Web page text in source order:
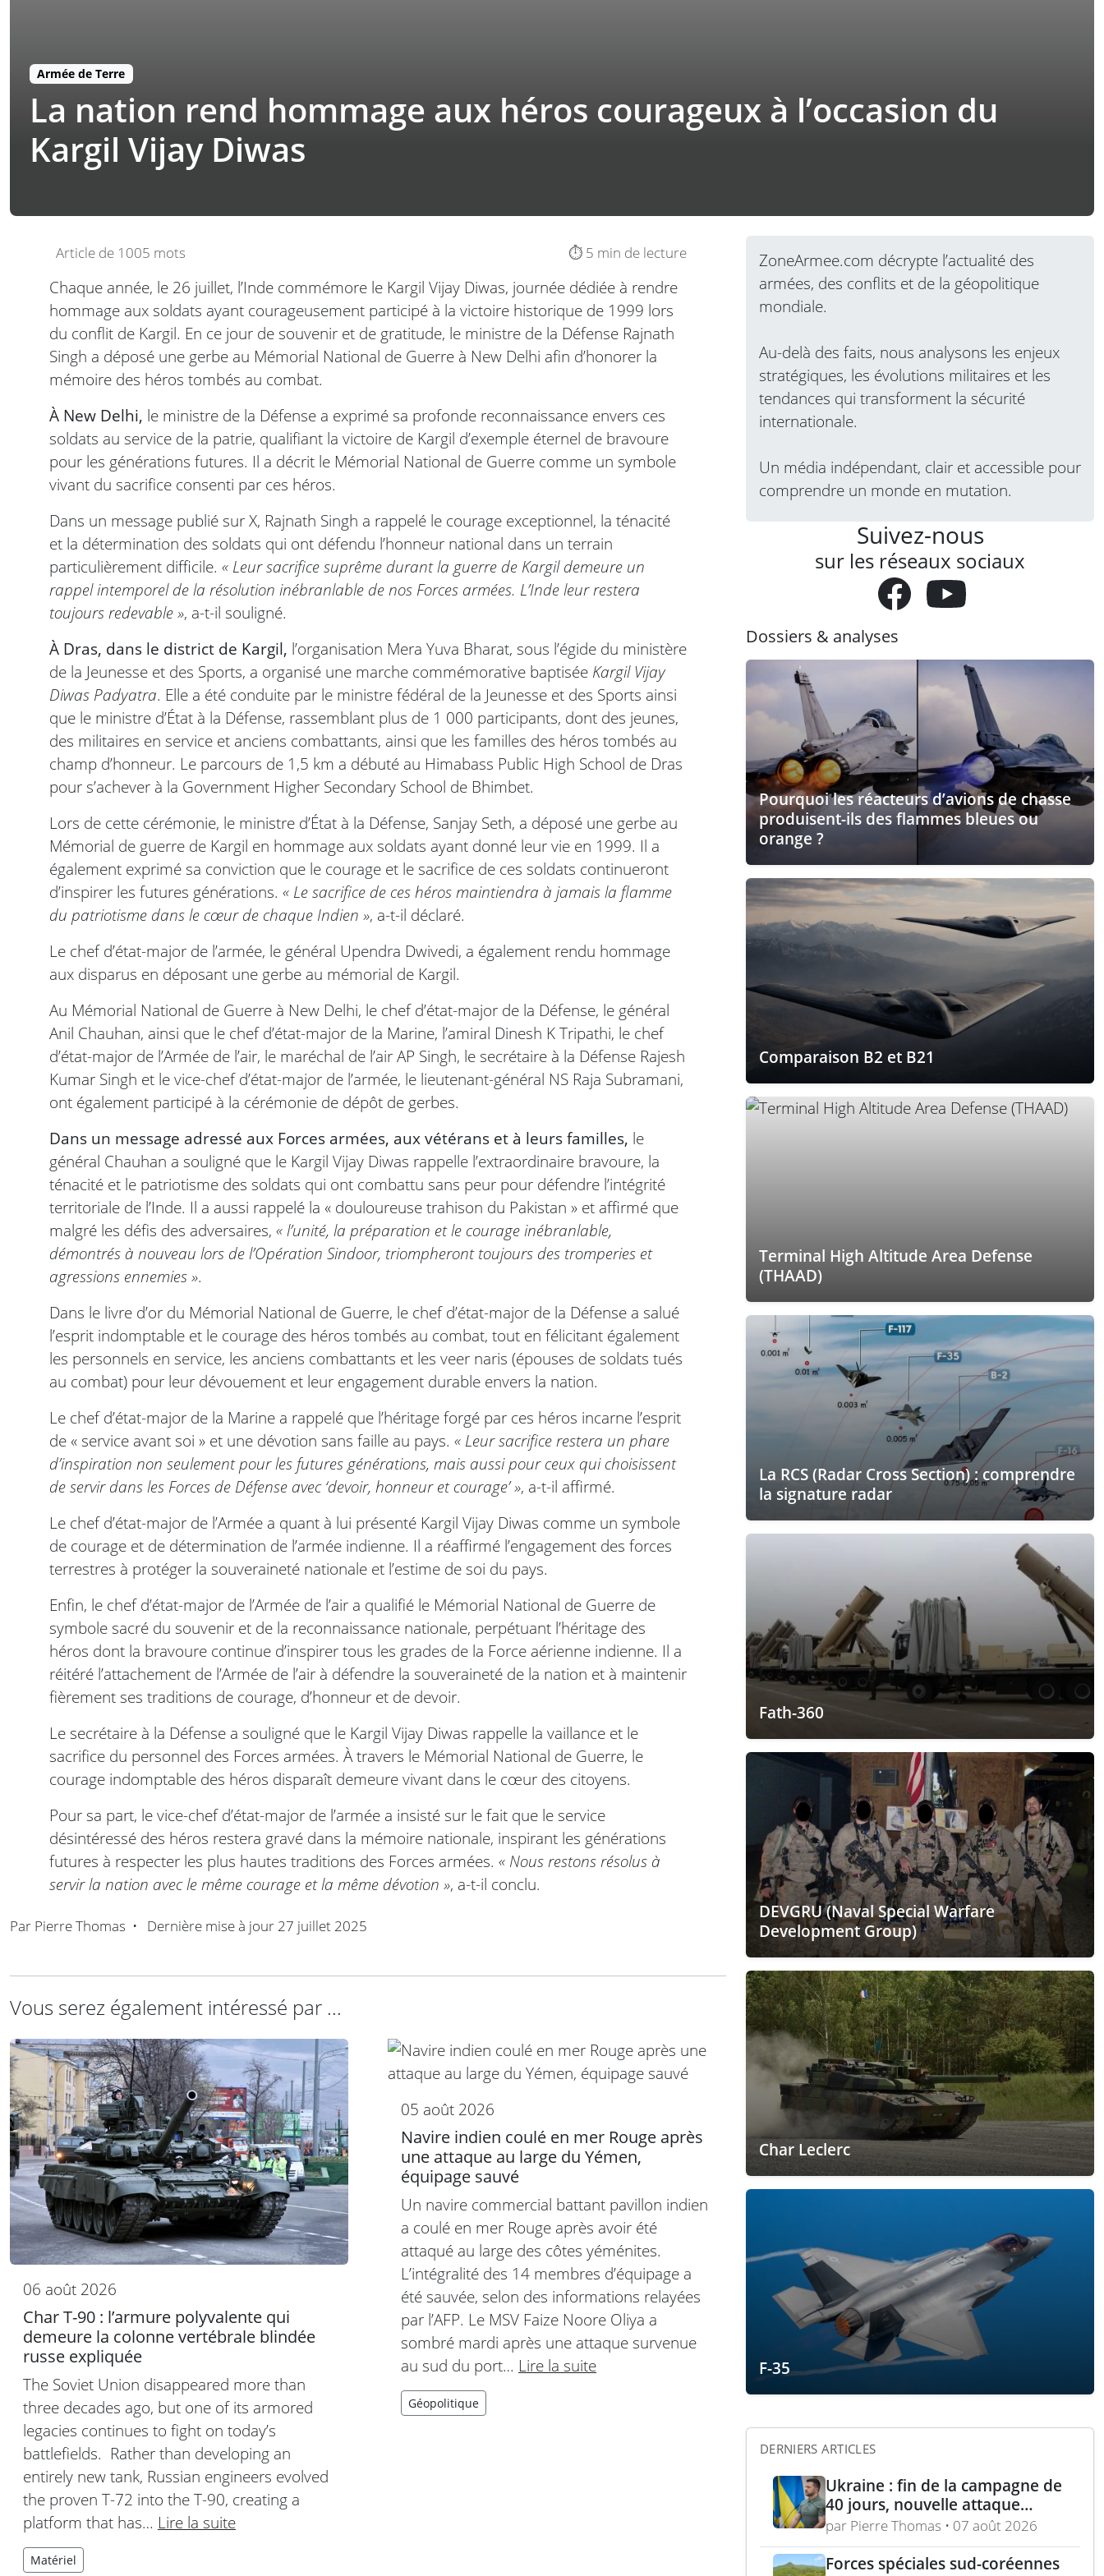
Armée de Terre
La nation rend hommage aux héros courageux à l’occasion du
Kargil Vijay Diwas
Article de 1005 mots ⏱️ 5 min de lecture
Chaque année, le 26 juillet, l’Inde commémore le Kargil Vijay Diwas, journée dédiée à rendre
hommage aux soldats ayant courageusement participé à la victoire historique de 1999 lors
du conflit de Kargil. En ce jour de souvenir et de gratitude, le ministre de la Défense Rajnath
Singh a déposé une gerbe au Mémorial National de Guerre à New Delhi afin d’honorer la
mémoire des héros tombés au combat.
À New Delhi, le ministre de la Défense a exprimé sa profonde reconnaissance envers ces
soldats au service de la patrie, qualifiant la victoire de Kargil d’exemple éternel de bravoure
pour les générations futures. Il a décrit le Mémorial National de Guerre comme un symbole
vivant du sacrifice consenti par ces héros.
Dans un message publié sur X, Rajnath Singh a rappelé le courage exceptionnel, la ténacité
et la détermination des soldats qui ont défendu l’honneur national dans un terrain
particulièrement difficile. « Leur sacrifice suprême durant la guerre de Kargil demeure un
rappel intemporel de la résolution inébranlable de nos Forces armées. L’Inde leur restera
toujours redevable », a-t-il souligné.
À Dras, dans le district de Kargil, l’organisation Mera Yuva Bharat, sous l’égide du ministère
de la Jeunesse et des Sports, a organisé une marche commémorative baptisée Kargil Vijay
Diwas Padyatra. Elle a été conduite par le ministre fédéral de la Jeunesse et des Sports ainsi
que le ministre d’État à la Défense, rassemblant plus de 1 000 participants, dont des jeunes,
des militaires en service et anciens combattants, ainsi que les familles des héros tombés au
champ d’honneur. Le parcours de 1,5 km a débuté au Himabass Public High School de Dras
pour s’achever à la Government Higher Secondary School de Bhimbet.
Lors de cette cérémonie, le ministre d’État à la Défense, Sanjay Seth, a déposé une gerbe au
Mémorial de guerre de Kargil en hommage aux soldats ayant donné leur vie en 1999. Il a
également exprimé sa conviction que le courage et le sacrifice de ces soldats continueront
d’inspirer les futures générations. « Le sacrifice de ces héros maintiendra à jamais la flamme
du patriotisme dans le cœur de chaque Indien », a-t-il déclaré.
Le chef d’état-major de l’armée, le général Upendra Dwivedi, a également rendu hommage
aux disparus en déposant une gerbe au mémorial de Kargil.
Au Mémorial National de Guerre à New Delhi, le chef d’état-major de la Défense, le général
Anil Chauhan, ainsi que le chef d’état-major de la Marine, l’amiral Dinesh K Tripathi, le chef
d’état-major de l’Armée de l’air, le maréchal de l’air AP Singh, le secrétaire à la Défense Rajesh
Kumar Singh et le vice-chef d’état-major de l’armée, le lieutenant-général NS Raja Subramani,
ont également participé à la cérémonie de dépôt de gerbes.
Dans un message adressé aux Forces armées, aux vétérans et à leurs familles, le
général Chauhan a souligné que le Kargil Vijay Diwas rappelle l’extraordinaire bravoure, la
ténacité et le patriotisme des soldats qui ont combattu sans peur pour défendre l’intégrité
territoriale de l’Inde. Il a aussi rappelé la « douloureuse trahison du Pakistan » et affirmé que
malgré les défis des adversaires, « l’unité, la préparation et le courage inébranlable,
démontrés à nouveau lors de l’Opération Sindoor, triompheront toujours des tromperies et
agressions ennemies ».
Dans le livre d’or du Mémorial National de Guerre, le chef d’état-major de la Défense a salué
l’esprit indomptable et le courage des héros tombés au combat, tout en félicitant également
les personnels en service, les anciens combattants et les veer naris (épouses de soldats tués
au combat) pour leur dévouement et leur engagement durable envers la nation.
Le chef d’état-major de la Marine a rappelé que l’héritage forgé par ces héros incarne l’esprit
de « service avant soi » et une dévotion sans faille au pays. « Leur sacrifice restera un phare
d’inspiration non seulement pour les futures générations, mais aussi pour ceux qui choisissent
de servir dans les Forces de Défense avec ‘devoir, honneur et courage’ », a-t-il affirmé.
Le chef d’état-major de l’Armée a quant à lui présenté Kargil Vijay Diwas comme un symbole
de courage et de détermination de l’armée indienne. Il a réaffirmé l’engagement des forces
terrestres à protéger la souveraineté nationale et l’estime de soi du pays.
Enfin, le chef d’état-major de l’Armée de l’air a qualifié le Mémorial National de Guerre de
symbole sacré du souvenir et de la reconnaissance nationale, perpétuant l’héritage des
héros dont la bravoure continue d’inspirer tous les grades de la Force aérienne indienne. Il a
réitéré l’attachement de l’Armée de l’air à défendre la souveraineté de la nation et à maintenir
fièrement ses traditions de courage, d’honneur et de devoir.
Le secrétaire à la Défense a souligné que le Kargil Vijay Diwas rappelle la vaillance et le
sacrifice du personnel des Forces armées. À travers le Mémorial National de Guerre, le
courage indomptable des héros disparaît demeure vivant dans le cœur des citoyens.
Pour sa part, le vice-chef d’état-major de l’armée a insisté sur le fait que le service
désintéressé des héros restera gravé dans la mémoire nationale, inspirant les générations
futures à respecter les plus hautes traditions des Forces armées. « Nous restons résolus à
servir la nation avec le même courage et la même dévotion », a-t-il conclu.
Par Pierre Thomas • Dernière mise à jour 27 juillet 2025
Vous serez également intéressé par ...
06 août 2026
Char T-90 : l’armure polyvalente qui
demeure la colonne vertébrale blindée
russe expliquée
The Soviet Union disappeared more than
three decades ago, but one of its armored
legacies continues to fight on today’s
battlefields. Rather than developing an
entirely new tank, Russian engineers evolved
the proven T-72 into the T-90, creating a
platform that has… Lire la suite
Matériel
05 août 2026
Navire indien coulé en mer Rouge après
une attaque au large du Yémen,
équipage sauvé
Un navire commercial battant pavillon indien
a coulé en mer Rouge après avoir été
attaqué au large des côtes yéménites.
L’intégralité des 14 membres d’équipage a
été sauvée, selon des informations relayées
par l’AFP. Le MSV Faize Noore Oliya a
sombré mardi après une attaque survenue
au sud du port… Lire la suite
Géopolitique
ZoneArmee.com décrypte l’actualité des
armées, des conflits et de la géopolitique
mondiale.
Au-delà des faits, nous analysons les enjeux
stratégiques, les évolutions militaires et les
tendances qui transforment la sécurité
internationale.
Un média indépendant, clair et accessible pour
comprendre un monde en mutation.
Suivez-nous
sur les réseaux sociaux
Dossiers & analyses
Pourquoi les réacteurs d’avions de chasse
produisent-ils des flammes bleues ou
orange ?
Comparaison B2 et B21
Terminal High Altitude Area Defense
(THAAD)
La RCS (Radar Cross Section) : comprendre
la signature radar
Fath-360
DEVGRU (Naval Special Warfare
Development Group)
Char Leclerc
F-35
DERNIERS ARTICLES
Ukraine : fin de la campagne de
40 jours, nouvelle attaque
contre Wildberries et
élimination d’un général russe à
Moscou
par Pierre Thomas • 07 août 2026
Forces spéciales sud-coréennes